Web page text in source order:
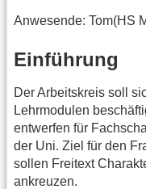
Anwesende: Tom(HS
Einführung
Der Arbeitskreis soll
Lehrmodulen
entwerfen für
der Uni. Ziel für den
sollen Freitext
ankreuzen.